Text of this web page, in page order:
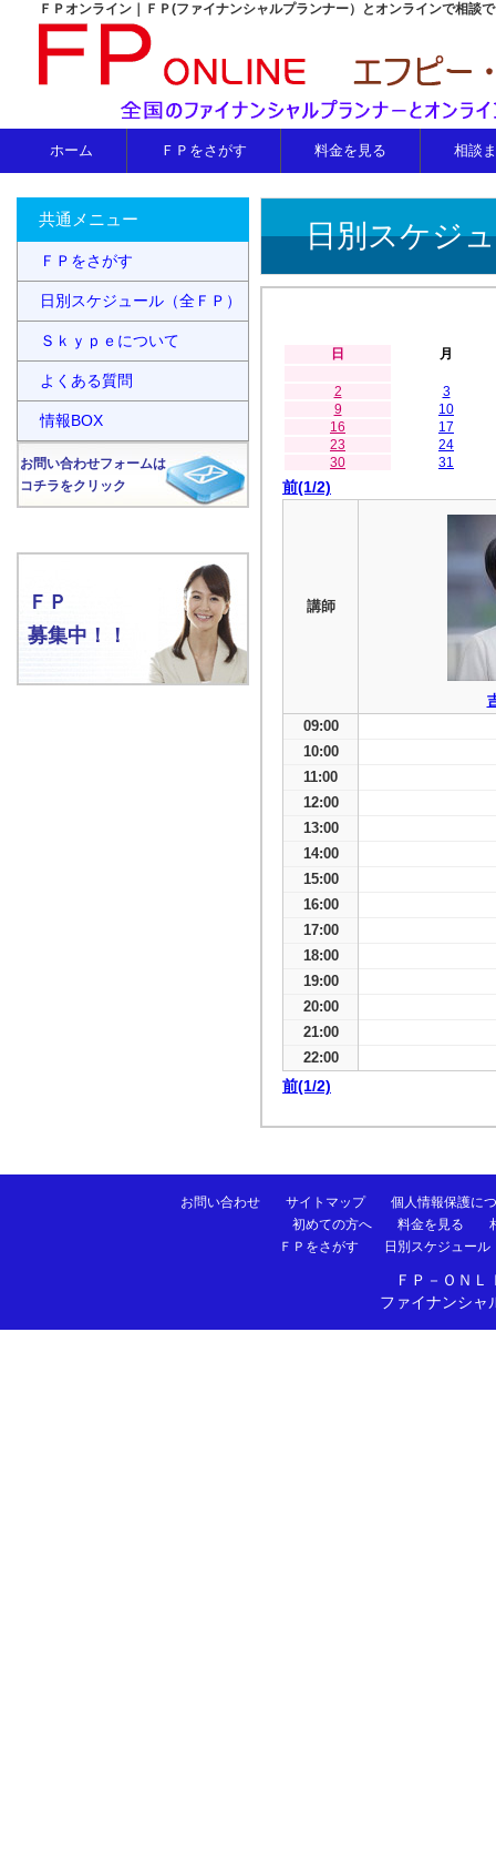
ＦＰオンライン｜ＦＰ(ファイナンシャルプランナー）とオンラインで相談
ホーム ＦＰをさがす 料金を見る 相談
日別スケジ
日 月
2
3
9
10
16
17
23
24
30
31
前(1/2)
講師
09:00
10:00
11:00
12:00
13:00
14:00
15:00
16:00
17:00
18:00
19:00
20:00
21:00
22:00
前(1/2)
共通メニュー
ＦＰをさがす
日別スケジュール（全ＦＰ）
Ｓｋｙｐｅについて
よくある質問
情報BOX
お問い合わせフォームは
コチラをクリック
ＦＰ
募集中！！
お問い合わせ サイトマップ
個人情報保護に
初めての方へ
料金を見る
ＦＰをさがす
日別スケジュール
ＦＰ－ＯＮ
ファイナンシャ